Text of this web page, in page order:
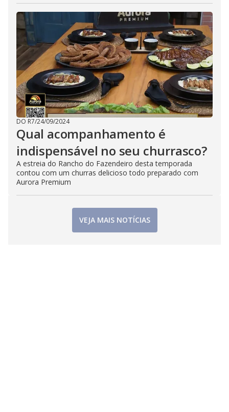
DO R7/24/09/2024
Qual acompanhamento é
indispensável no seu churrasco?
A estreia do Rancho do Fazendeiro desta temporada
contou com um churras delicioso todo preparado com
Aurora Premium
VEJA MAIS NOTÍCIAS